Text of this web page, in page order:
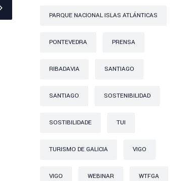
PARQUE NACIONAL ISLAS ATLÁNTICAS
PONTEVEDRA PRENSA
RIBADAVIA SANTIAGO
SANTIAGO SOSTENIBILIDAD
SOSTIBILIDADE TUI
TURISMO DE GALICIA VIGO
VIGO WEBINAR WTFGA